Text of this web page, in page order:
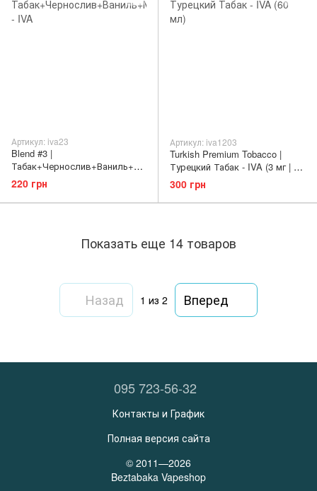
Артикул: iva23
Blend #3 |
Табак+Чернослив+Ваниль+Ма
лага - IVA (3 мг | 60 мл)
220 грн
Артикул: iva1203
Turkish Premium Tobacco |
Турецкий Табак - IVA (3 мг | 60
мл)
300 грн
Показать еще 14 товаров
Назад 1 из 2 Вперед
095 723-56-32
Контакты и График
Полная версия сайта
© 2011—2026
Beztabaka Vapeshop